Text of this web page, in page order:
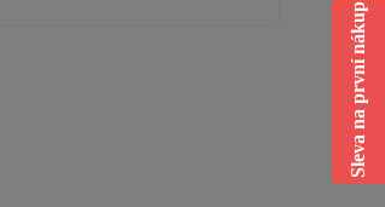
Sleva na první nákup